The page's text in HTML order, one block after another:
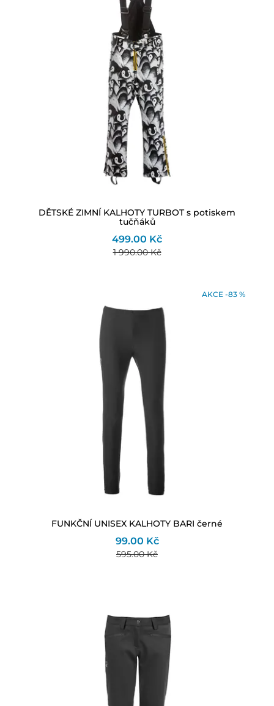
DĚTSKÉ ZIMNÍ KALHOTY TURBOT s potiskem
tučňáků
499.00 Kč
1 990.00 Kč
AKCE -83 %
FUNKČNÍ UNISEX KALHOTY BARI černé
99.00 Kč
595.00 Kč